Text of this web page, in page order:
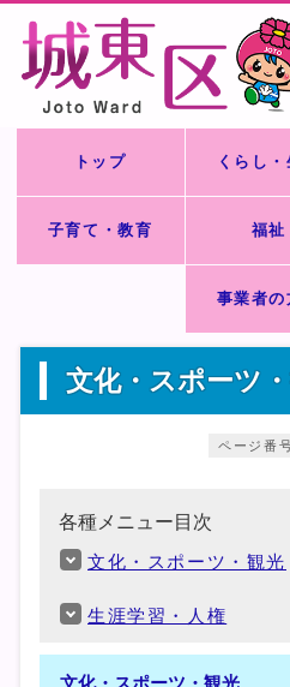
トップ くらし
子育て・教育 福祉
事業者の
文化・スポーツ
ページ番
各種メニュー目次
文化・スポーツ・観光
生涯学習・人権
文化・スポーツ・観光